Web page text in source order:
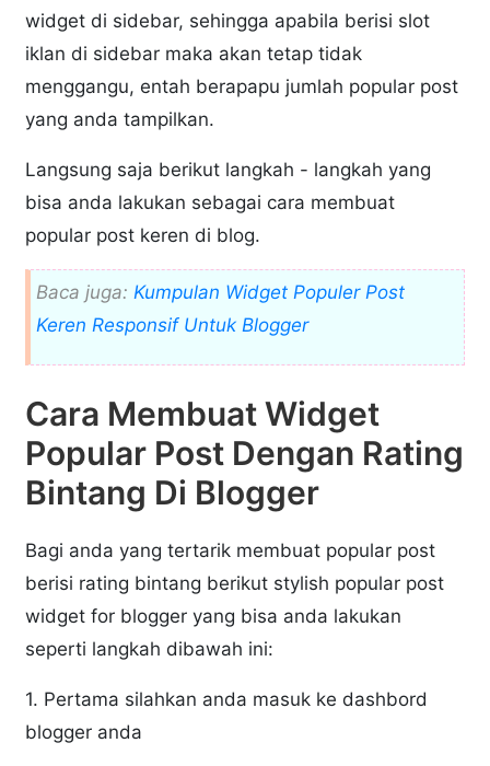
widget di sidebar, sehingga apabila berisi slot
iklan di sidebar maka akan tetap tidak
menggangu, entah berapapu jumlah popular post
yang anda tampilkan.
Langsung saja berikut langkah - langkah yang
bisa anda lakukan sebagai cara membuat
popular post keren di blog.
Baca juga: Kumpulan Widget Populer Post
Keren Responsif Untuk Blogger
Cara Membuat Widget
Popular Post Dengan Rating
Bintang Di Blogger
Bagi anda yang tertarik membuat popular post
berisi rating bintang berikut stylish popular post
widget for blogger yang bisa anda lakukan
seperti langkah dibawah ini:
1. Pertama silahkan anda masuk ke dashbord
blogger anda